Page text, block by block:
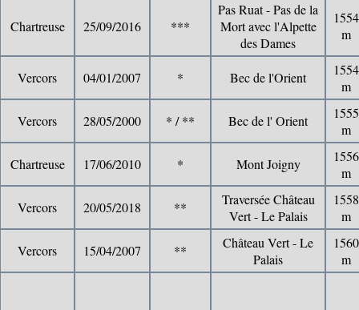
Chartreuse 25/09/2016 ***
Pas Ruat - Pas de la
Mort avec l'Alpette
des Dames
1554
m
Vercors 04/01/2007 * Bec de l'Orient
1554
m
Vercors 28/05/2000 * / ** Bec de l' Orient
1555
m
Chartreuse 17/06/2010 * Mont Joigny
1556
m
Vercors 20/05/2018 **
Traversée Château
Vert - Le Palais
1558
m
Vercors 15/04/2007 **
Château Vert - Le
Palais
1560
m